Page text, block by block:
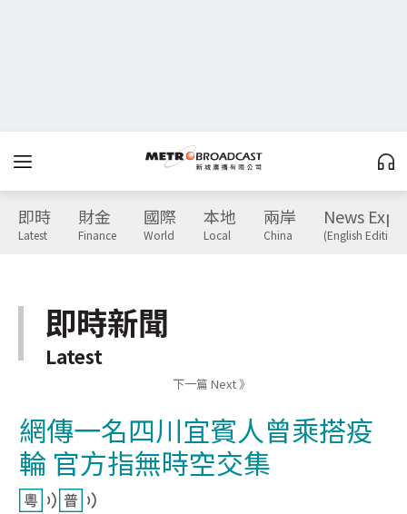
即時
Latest
財金
Finance
國際
World
本地
Local
兩岸
China
News
(English Edition)
即時新聞
Latest
下一篇 Next 》
網傳一名四川宜賓人曾乘搭疫
輪 官方指無時空交集